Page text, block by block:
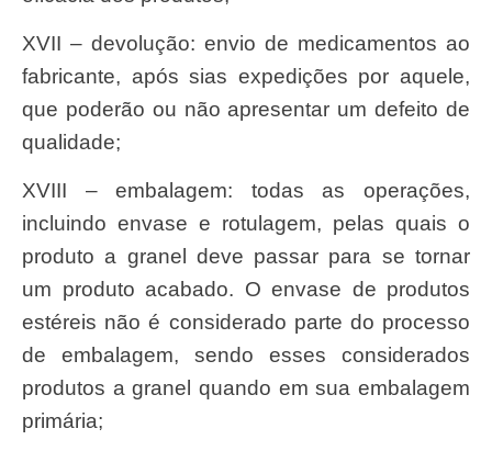
XVII – devolução: envio de medicamentos ao
fabricante, após sias expedições por aquele,
que poderão ou não apresentar um defeito de
qualidade;
XVIII – embalagem: todas as operações,
incluindo envase e rotulagem, pelas quais o
produto a granel deve passar para se tornar
um produto acabado. O envase de produtos
estéreis não é considerado parte do processo
de embalagem, sendo esses considerados
produtos a granel quando em sua embalagem
primária;